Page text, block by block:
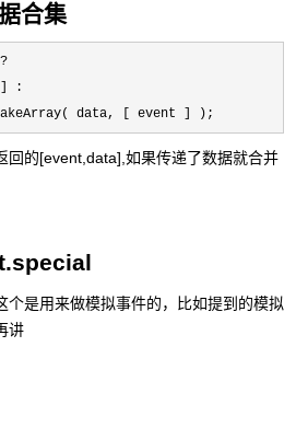
合集
?
:
data, [ event ] );
回的[event,data],如果传递了数据就合并
个是用来做模拟事件的，比如提到的模拟
讲